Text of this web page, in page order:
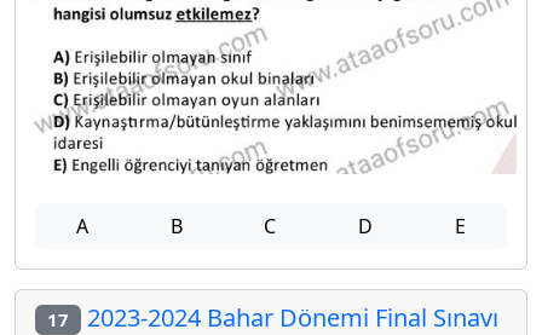
A B C D E
17 2023-2024 Bahar Dönemi Final Sınavı